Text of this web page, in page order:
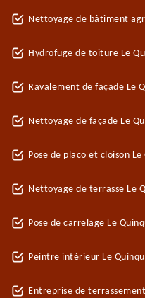
Nettoyage de bâtiment
Hydrofuge de toiture Le
Ravalement de façade Le
Nettoyage de façade Le
Pose de placo et cloison
Nettoyage de terrasse Le
Pose de carrelage Le
Peintre intérieur Le
Entreprise de